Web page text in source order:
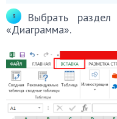
Выбрать
«Диаграмма».